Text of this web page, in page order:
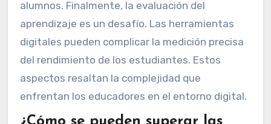
alumnos. Finalmente, la evaluación del
aprendizaje es un desafío. Las herramientas
digitales pueden complicar la medición precisa
del rendimiento de los estudiantes. Estos
aspectos resaltan la complejidad que
enfrentan los educadores en el entorno digital.